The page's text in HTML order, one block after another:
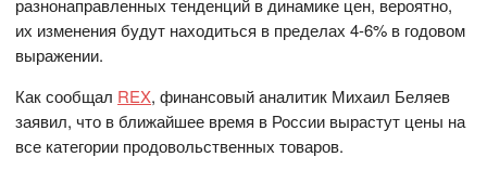
разнонаправленных тенденций в динамике цен, вероятно,
их изменения будут находиться в пределах 4-6% в годовом
выражении.
Как сообщал REX, финансовый аналитик Михаил Беляев
заявил, что в ближайшее время в России вырастут цены на
все категории продовольственных товаров.